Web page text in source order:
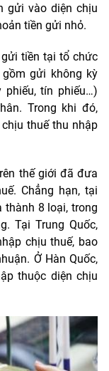
gửi vào diện chịu
tiền gửi nhỏ.
tiền tại tổ chức
gửi không kỳ
phiếu, tín phiếu…)
Trong khi đó,
thuế thu nhập
thế giới đã đưa
Chẳng hạn, tại
thành 8 loại, trong
Tại Trung Quốc,
chịu thuế, bao
Ở Hàn Quốc,
thuộc diện chịu